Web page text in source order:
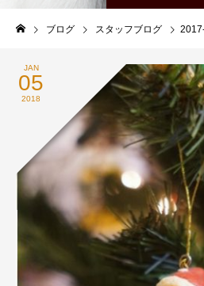
ブログ スタッフブログ 2017-
JAN
05
2018